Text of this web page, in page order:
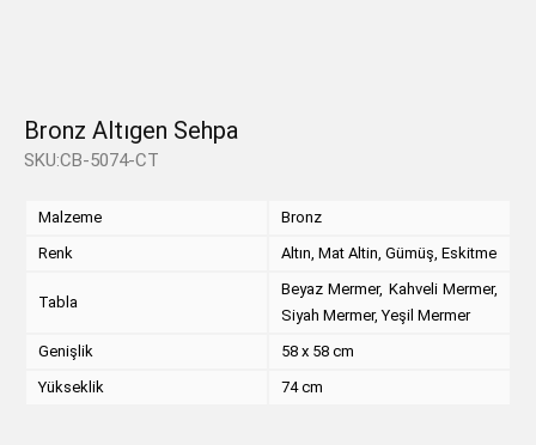
Bronz Altıgen Sehpa
SKU:CB-5074-CT
Malzeme
Bronz
Renk
Altın, Mat Altin, Gümüş, Eskitme
Tabla
Beyaz Mermer, Kahveli Mermer,
Siyah Mermer, Yeşil Mermer
Genişlik
58 x 58 cm
Yükseklik
74 cm